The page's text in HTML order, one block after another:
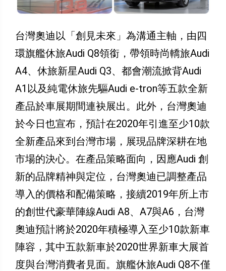
台灣奧迪以「創見未來」為溝通主軸，由四
環旗艦休旅Audi Q8領銜，帶領時尚轎旅Audi
A4、休旅新星Audi Q3、都會潮流掀背Audi
A1以及純電休旅先驅Audi e-tron等五款全新
產品於車展期間連袂展出。此外，台灣奧迪
於今日也宣布，預計在2020年引進至少10款
全新產品來到台灣市場，展現品牌深耕在地
市場的決心。在產品策略面向，因應Audi 創
新的品牌精神與定位，台灣奧迪已調整產品
導入的價格和配備策略，接續2019年所上市
的創世代豪華陣線Audi A8、A7與A6，台灣
奧迪預計將於2020年積極導入至少10款新車
陣容，其中五款新車於2020世界新車大展首
度與台灣消費者見面。旗艦休旅Audi Q8不僅